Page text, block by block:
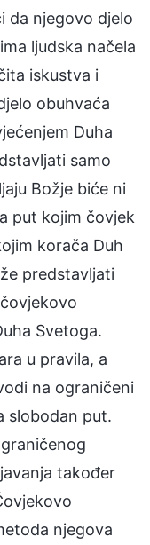
da njegovo djelo
ljudska načela
iskustva i
obuhvaća
Duha
samo
Božje biće ni
put kojim čovjek
korača Duh
predstavljati
Svetoga.
u pravila, a
na ograničeni
slobodan put.
također
njegova